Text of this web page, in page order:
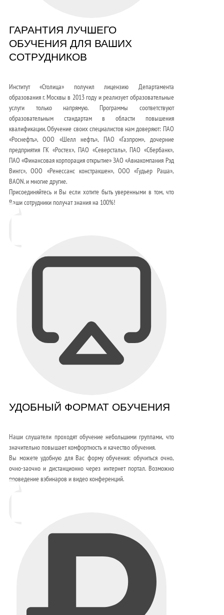
ГАРАНТИЯ ЛУЧШЕГО
ОБУЧЕНИЯ ДЛЯ ВАШИХ
СОТРУДНИКОВ
Институт «Столица» получил лицензию Департамента
образования г. Москвы в 2013 году и реализует образовательные
услуги только напрямую. Программы соответствуют
образовательным стандартам в области повышения
квалификации. Обучение своих специалистов нам доверяют: ПАО
«Роснефть», ООО «Шелл нефть», ПАО «Газпром», дочерние
предприятия ГК «Ростех», ПАО «Северсталь», ПАО «Сбербанк»,
ПАО «Финансовая корпорация открытие» ЗАО «Авиакомпания Рэд
Вингс», ООО «Ренессанс констракшен», ООО «Гудьер Раша»,
BAON. и многие другие.
Присоединяйтесь и Вы если хотите быть уверенными в том, что
Ваши сотрудники получат знания на 100%!
УДОБНЫЙ ФОРМАТ ОБУЧЕНИЯ
Наши слушатели проходят обучение небольшими группами, что
значительно повышает комфортность и качество обучения.
Вы можете удобную для Вас форму обучения: обучиться очно,
очно-заочно и дистанционно через интернет портал. Возможно
проведение вэбинаров и видео конференций.